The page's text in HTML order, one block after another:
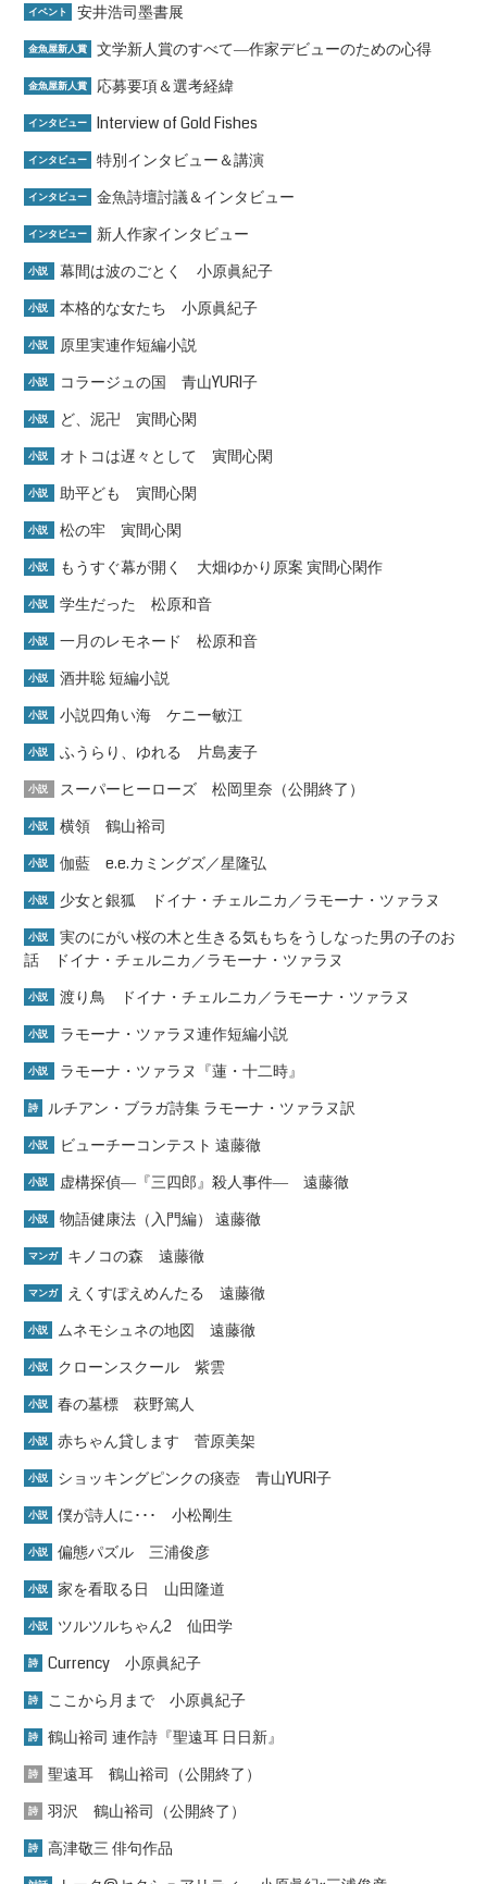
イベント 安井浩司墨書展
金魚屋新人賞 文学新人賞のすべて―作家デビューのための心得
金魚屋新人賞 応募要項＆選考経緯
インタビュー Interview of Gold Fishes
インタビュー 特別インタビュー＆講演
インタビュー 金魚詩壇討議＆インタビュー
インタビュー 新人作家インタビュー
小説 幕間は波のごとく 小原眞紀子
小説 本格的な女たち 小原眞紀子
小説 原里実連作短編小説
小説 コラージュの国 青山YURI子
小説 ど、泥卍 寅間心閑
小説 オトコは遅々として 寅間心閑
小説 助平ども 寅間心閑
小説 松の牢 寅間心閑
小説 もうすぐ幕が開く 大畑ゆかり原案 寅間心閑作
小説 学生だった 松原和音
小説 一月のレモネード 松原和音
小説 酒井聡 短編小説
小説 小説四角い海 ケニー敏江
小説 ふうらり、ゆれる 片島麦子
小説 スーパーヒーローズ 松岡里奈（公開終了）
小説 横領 鶴山裕司
小説 伽藍 e.e.カミングズ／星隆弘
小説 少女と銀狐 ドイナ・チェルニカ／ラモーナ・ツァラヌ
小説
実のにがい桜の木と生きる気もちをうしなった男の子のお
話 ドイナ・チェルニカ／ラモーナ・ツァラヌ
小説 渡り鳥 ドイナ・チェルニカ／ラモーナ・ツァラヌ
小説 ラモーナ・ツァラヌ連作短編小説
小説 ラモーナ・ツァラヌ『蓮・十二時』
詩 ルチアン・ブラガ詩集 ラモーナ・ツァラヌ訳
小説 ビューチーコンテスト 遠藤徹
小説 虚構探偵―『三四郎』殺人事件― 遠藤徹
小説 物語健康法（入門編） 遠藤徹
マンガ キノコの森 遠藤徹
マンガ えくすぽえめんたる 遠藤徹
小説 ムネモシュネの地図 遠藤徹
小説 クローンスクール 紫雲
小説 春の墓標 萩野篤人
小説 赤ちゃん貸します 菅原美架
小説 ショッキングピンクの痰壺 青山YURI子
小説 僕が詩人に･･･ 小松剛生
小説 偏態パズル 三浦俊彦
小説 家を看取る日 山田隆道
小説 ツルツルちゃん2 仙田学
詩 Currency 小原眞紀子
詩 ここから月まで 小原眞紀子
詩 鶴山裕司 連作詩『聖遠耳 日日新』
詩 聖遠耳 鶴山裕司（公開終了）
詩 羽沢 鶴山裕司（公開終了）
詩 高津敬三 俳句作品